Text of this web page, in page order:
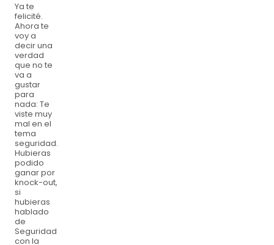
Ya te
felicité.
Ahora te
voy a
decir una
verdad
que no te
va a
gustar
para
nada: Te
viste muy
mal en el
tema
seguridad.
Hubieras
podido
ganar por
knock-out,
si
hubieras
hablado
de
Seguridad
con la